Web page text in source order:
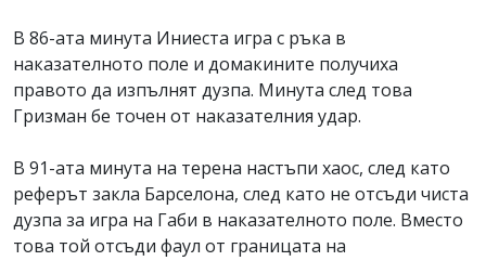
В 86-ата минута Иниеста игра с ръка в
наказателното поле и домакините получиха
правото да изпълнят дузпа. Минута след това
Гризман бе точен от наказателния удар.
В 91-ата минута на терена настъпи хаос, след като
реферът закла Барселона, след като не отсъди чиста
дузпа за игра на Габи в наказателното поле. Вместо
това той отсъди фаул от границата на